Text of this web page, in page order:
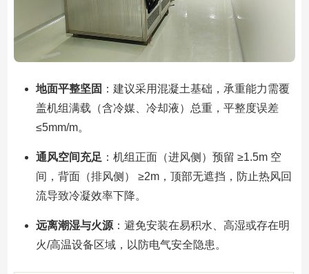
地面平整坚固 ：建议采用混凝土基础，承重能力需覆
盖机组满载（含冷媒、冷却液）总重，平整度误差
≤5mm/m。
通风空间充足 ：机组正面（进风侧）预留 ≥1.5m 空
间，背面（排风侧） ≥2m，顶部无遮挡，防止热风回
流导致冷凝效率下降。
远离潮湿与火源：避免安装在易积水、高湿或存在明
火/高温设备区域，以防电气安全隐患。